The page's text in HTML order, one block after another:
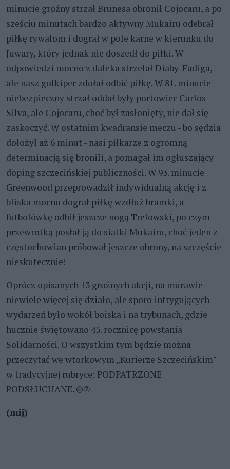
minucie groźny strzał Brunesa obronił Cojocaru, a po
sześciu minutach bardzo aktywny Mukairu odebrał
piłkę rywalom i dograł w pole karne w kierunku do
Juwary, który jednak nie doszedł do piłki. W
odpowiedzi mocno z daleka strzelał Diaby-Fadiga,
ale nasz golkiper zdołał odbić piłkę. W 81. minucie
niebezpieczny strzał oddał były portowiec Carlos
Silva, ale Cojocaru, choć był zasłonięty, nie dał się
zaskoczyć. W ostatnim kwadransie meczu - bo sędzia
dołożył aż 6 minut - nasi piłkarze z ogromną
determinacją się bronili, a pomagał im ogłuszający
doping szczecińskiej publiczności. W 93. minucie
Greenwood przeprowadził indywidualną akcję i z
bliska mocno dograł piłkę wzdłuż bramki, a
futbolówkę odbił jeszcze nogą Trelowski, po czym
przewrotką posłał ją do siatki Mukairu, choć jeden z
częstochowian próbował jeszcze obrony, na szczęście
nieskutecznie!
Oprócz opisanych 13 groźnych akcji, na murawie
niewiele więcej się działo, ale sporo intrygujących
wydarzeń było wokół boiska i na trybunach, gdzie
hucznie świętowano 45. rocznicę powstania
Solidarności. O wszystkim tym będzie można
przeczytać we wtorkowym „Kurierze Szczecińskim"
w tradycyjnej rubryce: PODPATRZONE
PODSŁUCHANE. ©℗
(mij)